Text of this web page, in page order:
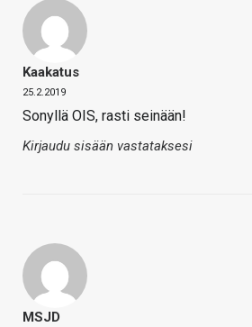
Kaakatus
25.2.2019
Sonyllä OIS, rasti seinään!
Kirjaudu sisään vastataksesi
MSJD